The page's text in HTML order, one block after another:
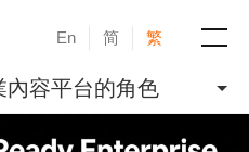
En 简 繁
容平台的角色